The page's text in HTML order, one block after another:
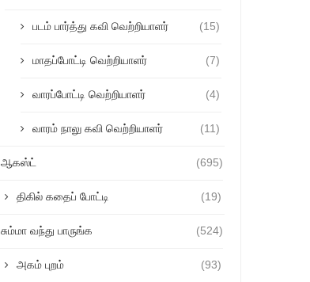
படம் பார்த்து கவி வெற்றியாளர் (15)
மாதப்போட்டி வெற்றியாளர் (7)
வாரப்போட்டி வெற்றியாளர் (4)
வாரம் நாலு கவி வெற்றியாளர் (11)
ஆகஸ்ட் (695)
திகில் கதைப் போட்டி (19)
சும்மா வந்து பாருங்க (524)
அகம் புறம் (93)